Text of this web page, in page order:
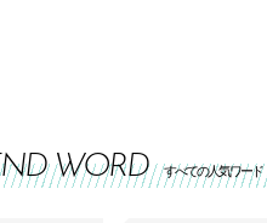
WORD すべての人気ワード